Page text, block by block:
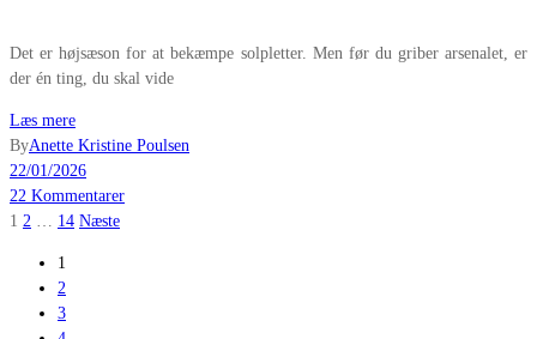
Det er højsæson for at bekæmpe solpletter. Men før du griber arsenalet, er
der én ting, du skal vide
Læs mere
ByAnette Kristine Poulsen
22/01/2026
22 Kommentarer
Indlægsinddeling
1 2 14 Næste
1
2
3